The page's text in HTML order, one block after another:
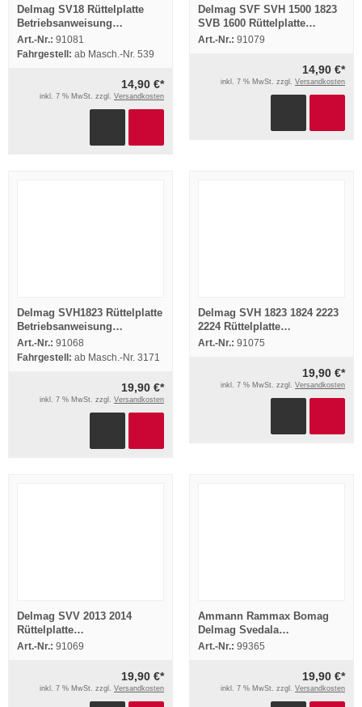
Delmag SV18 Rüttelplatte
Betriebsanweisung
Ersatzteilliste 1998
Art.-Nr.: 91081
Fahrgestell: ab Masch.-Nr. 539
14,90 €*
inkl. 7 % MwSt. zzgl. Versandkosten
Delmag SVF SVH 1500 1823
SVB 1600 Rüttelplatte
Betriebsanleitung 1995
Art.-Nr.: 91079
14,90 €*
inkl. 7 % MwSt. zzgl. Versandkosten
Delmag SVH1823 Rüttelplatte
Betriebsanweisung
Ersatzteilliste
Art.-Nr.: 91068
Fahrgestell: ab Masch.-Nr. 3171
19,90 €*
inkl. 7 % MwSt. zzgl. Versandkosten
Delmag SVH 1823 1824 2223
2224 Rüttelplatte
Betriebsanweisung
Art.-Nr.: 91075
19,90 €*
inkl. 7 % MwSt. zzgl. Versandkosten
Delmag SVV 2013 2014
Rüttelplatte
Betriebsanweisung
Art.-Nr.: 91069
19,90 €*
inkl. 7 % MwSt. zzgl. Versandkosten
Ammann Rammax Bomag
Delmag Svedala
Baumaschinen
Art.-Nr.: 99365
19,90 €*
inkl. 7 % MwSt. zzgl. Versandkosten